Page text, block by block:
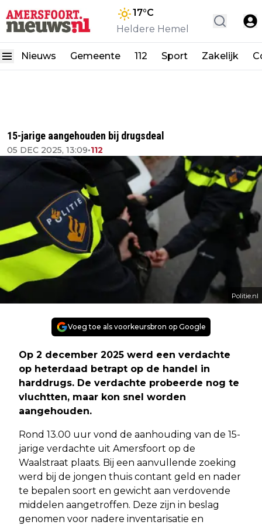
17°C
Heldere Hemel
Nieuws Gemeente 112 Sport Zakelijk
15-jarige aangehouden bij drugsdeal
05 DEC 2025, 13:09•112
Politie.nl
Voeg toe als voorkeursbron op Google
Op 2 december 2025 werd een verdachte
op heterdaad betrapt op de handel in
harddrugs. De verdachte probeerde nog te
vluchtten, maar kon snel worden
aangehouden.
Rond 13.00 uur vond de aanhouding van de 15-
jarige verdachte uit Amersfoort op de
Waalstraat plaats. Bij een aanvullende zoeking
werd bij de jongen thuis contant geld en nader
te bepalen soort en gewicht aan verdovende
middelen aangetroffen. Deze zijn in beslag
genomen voor nadere inventarisatie en